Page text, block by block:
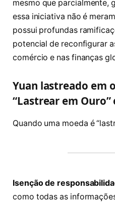
mesmo que parcialmente,
essa iniciativa não é
possui profundas
potencial de reconfigurar
comércio e nas finanças
Yuan lastreado em
“Lastrear em
Quando uma moeda é
Isenção de
como todas as